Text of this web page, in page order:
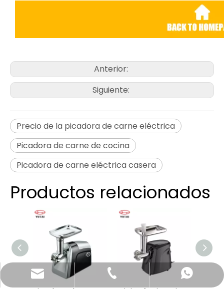
Anterior:
Siguiente:
Precio de la picadora de carne eléctrica
Picadora de carne de cocina
Picadora de carne eléctrica casera
Productos relacionados
katy@jmhomemaster.com
+86-750-3318790
WhatsApp